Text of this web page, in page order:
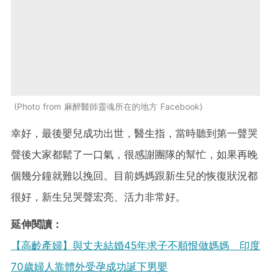
Photo from 麻醉醫師靈魂所在的地方 Facebook
幸好，最後嬰兒成功出世，醫生指，當時聽到第一聲哭
聲後大家都鬆了一口氣，很感謝團隊的幫忙，如果再晚
個幾分鐘就難以挽回。目前媽媽跟新生兒的恢復狀況都
很好，新生兒哭聲宏亮、活力非常好。
延伸閱讀：
【高齡產婦】與丈夫結婚45年求子不順恨做媽媽 印度
70歲婦人靠體外受孕成功誕下男嬰